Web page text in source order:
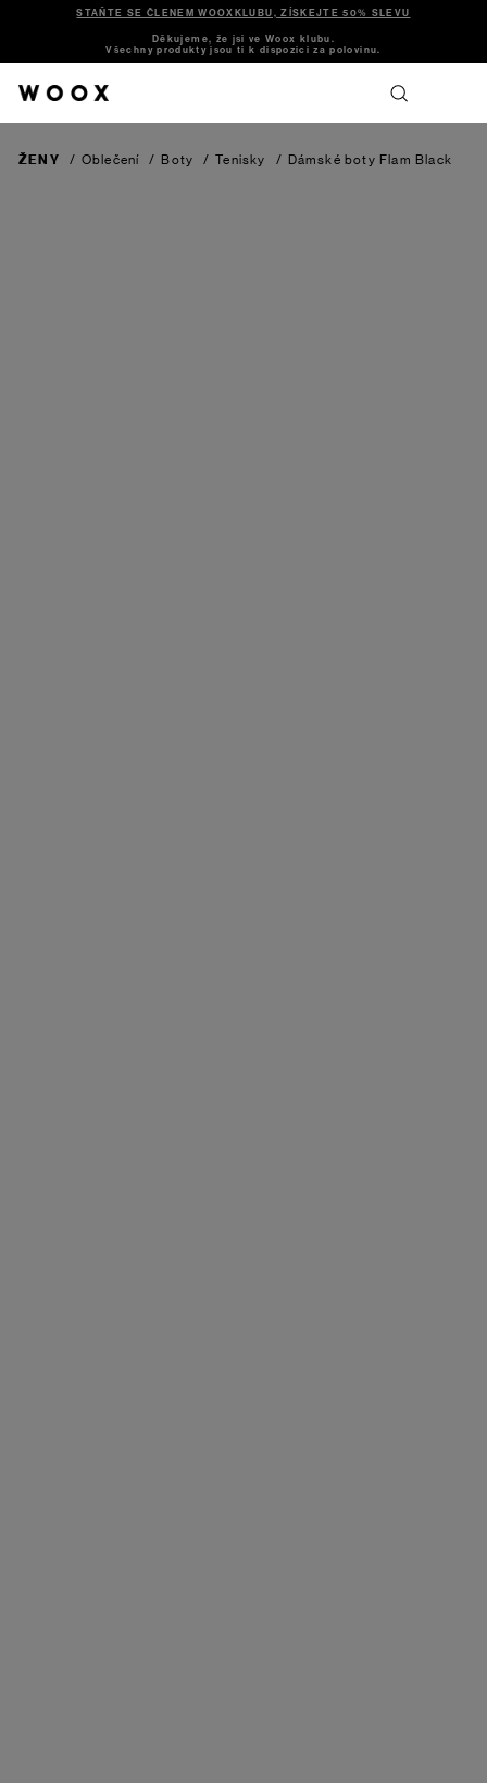
STAŇTE SE ČLENEM WOOXKLUBU, ZÍSKEJTE 50% SLEVU
Děkujeme, že jsi ve Woox klubu.
Všechny produkty jsou ti k dispozici za polovinu.
ŽENY / Oblečení / Boty / Tenisky / Dámské boty Flam Black